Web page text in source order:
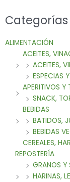
ALIMENTACIÓN
ACEITES,
ACEITES,
ESPECIAS
APERITIVOS Y
SNACK,
BEBIDAS
BATIDOS,
BEBIDAS
CEREALES,
REPOSTERÍA
GRANOS Y
HARINAS,